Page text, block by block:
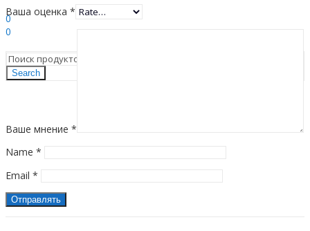
Hello,
0
0
Search
Ваша оценка *
Ваше мнение *
Name *
Email *